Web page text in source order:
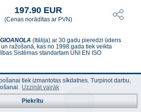
197.90 EUR
(Cenas norādītas ar PVN)
(Itālija) ar 30 gadu pieredzi ūdens
ražošanā, kas no 1998.gada tiek veikta
Sistēmas standartam UNI EN ISO
tiek izmantotas sīkdatnes. Turpinot darbu,
Uzzināt vairāk
Piekrītu